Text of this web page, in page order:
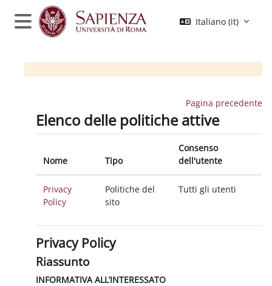
Vai al contenuto principale
Pannello laterale
Italiano ‎(it)‎
Pagina precedente
Elenco delle politiche attive
Nome Tipo
Consenso
dell'utente
Privacy
Policy
Politiche del
sito
Tutti gli utenti
Privacy Policy
Riassunto
INFORMATIVA ALL’INTERESSATO